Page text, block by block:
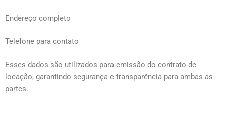
Endereço completo
Telefone para contato
Esses dados são utilizados para emissão do contrato de
locação, garantindo segurança e transparência para ambas as
partes.